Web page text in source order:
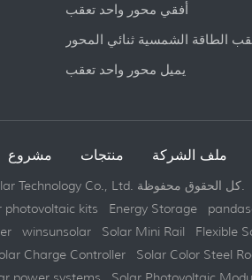
أفقي محور واحد تعقب
الطاقة الشمسية ثنائي المحور
يميل محور واحد تعقب
ملف الشركة منتجات مشروع
حقوق النشر © Ray Solar Technology Co., Ltd. كل الحقوق محفوظة.
photovoltaic kits Energy Storage
winsunsolar Solar Mini Rail Flexible
Charge Controller Solar Color Steel